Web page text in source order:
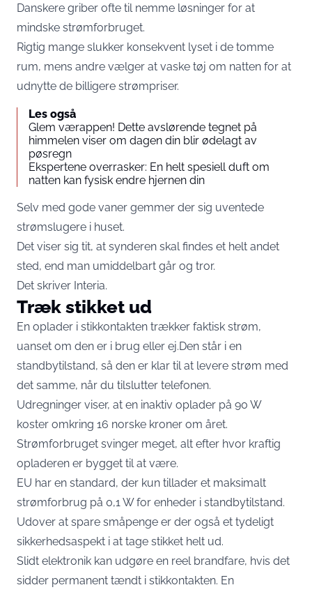
Danskere griber ofte til nemme løsninger for at
mindske strømforbruget.
Rigtig mange slukker konsekvent lyset i de tomme
rum, mens andre vælger at vaske tøj om natten for at
udnytte de billigere strømpriser.
Les også
Glem værappen! Dette avslørende tegnet på
himmelen viser om dagen din blir ødelagt av
pøsregn
Ekspertene overrasker: En helt spesiell duft om
natten kan fysisk endre hjernen din
Selv med gode vaner gemmer der sig uventede
strømslugere i huset.
Det viser sig tit, at synderen skal findes et helt andet
sted, end man umiddelbart går og tror.
Det skriver Interia.
Træk stikket ud
En oplader i stikkontakten trækker faktisk strøm,
uanset om den er i brug eller ej.Den står i en
standbytilstand, så den er klar til at levere strøm med
det samme, når du tilslutter telefonen.
Udregninger viser, at en inaktiv oplader på 90 W
koster omkring 16 norske kroner om året.
Strømforbruget svinger meget, alt efter hvor kraftig
opladeren er bygget til at være.
EU har en standard, der kun tillader et maksimalt
strømforbrug på 0,1 W for enheder i standbytilstand.
Udover at spare småpenge er der også et tydeligt
sikkerhedsaspekt i at tage stikket helt ud.
Slidt elektronik kan udgøre en reel brandfare, hvis det
sidder permanent tændt i stikkontakten. En